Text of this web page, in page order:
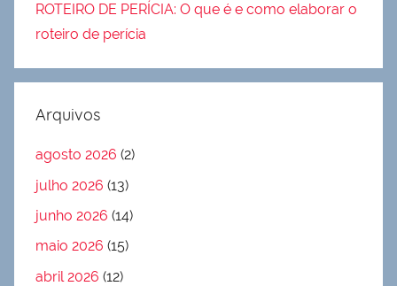
ROTEIRO DE PERÍCIA: O que é e como elaborar o
roteiro de perícia
Arquivos
agosto 2026 (2)
julho 2026 (13)
junho 2026 (14)
maio 2026 (15)
abril 2026 (12)